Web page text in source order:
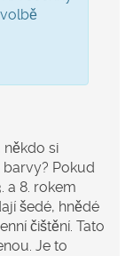
někdo si
barvy? Pokud
a 8. rokem
šedé, hnědé
čištění. Tato
Je to